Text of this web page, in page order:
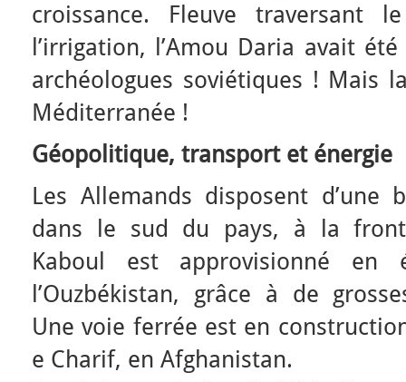
croissance. Fleuve traversant
l’irrigation, l’Amou Daria avait
archéologues soviétiques ! Mais
Méditerranée !
Géopolitique, transport et énergie
Les Allemands disposent d’une
dans le sud du pays, à la
Kaboul est approvisionné
l’Ouzbékistan, grâce à de
Une voie ferrée est en
e Charif, en Afghanistan.